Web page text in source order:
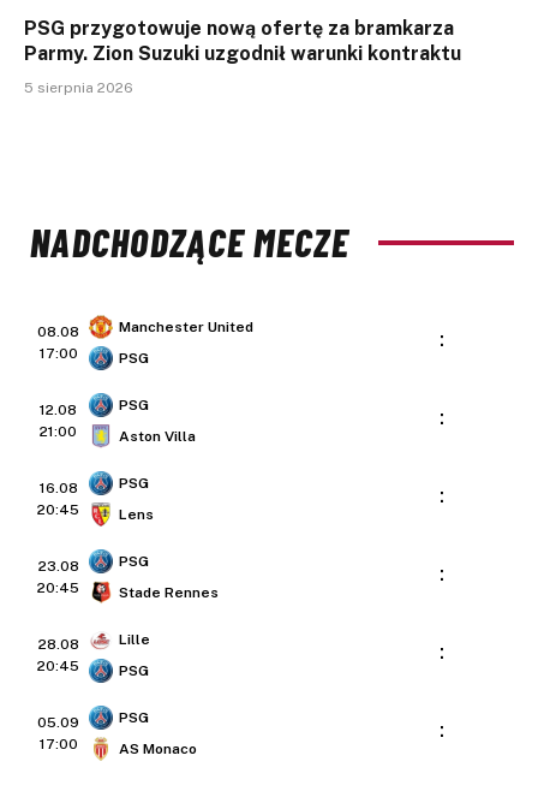
PSG przygotowuje nową ofertę za bramkarza
Parmy. Zion Suzuki uzgodnił warunki kontraktu
5 sierpnia 2026
NADCHODZĄCE MECZE
08.08
17:00
Manchester United
PSG
:
12.08
21:00
PSG
Aston Villa
:
16.08
20:45
PSG
Lens
:
23.08
20:45
PSG
Stade Rennes
:
28.08
20:45
Lille
PSG
:
05.09
17:00
PSG
AS Monaco
: